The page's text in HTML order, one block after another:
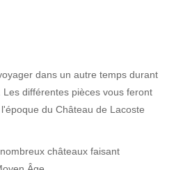
dans un autre temps durant
différentes pièces vous feront
du Château de Lacoste
châteaux faisant